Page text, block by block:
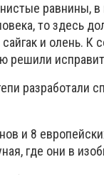
равнины,
то здесь
и олень.
решили
разработали
и 8
где они в